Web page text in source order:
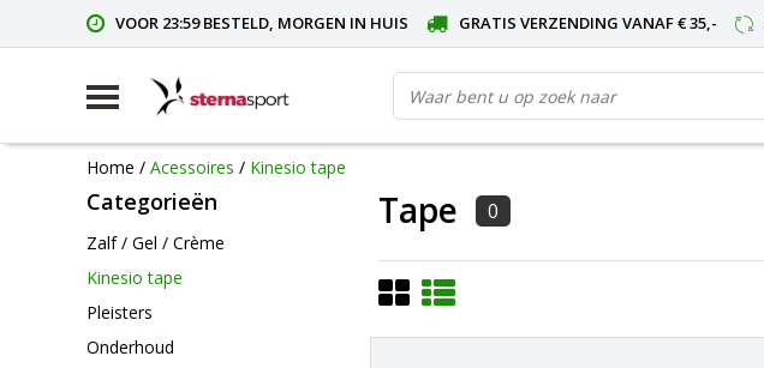
VOOR 23:59 BESTELD, MORGEN IN HUIS GRATIS VERZENDING VANAF € 35,-
Home / Acessoires / Kinesio tape
Categorieën
Zalf / Gel / Crème
Kinesio tape
Pleisters
Onderhoud
Tape 0